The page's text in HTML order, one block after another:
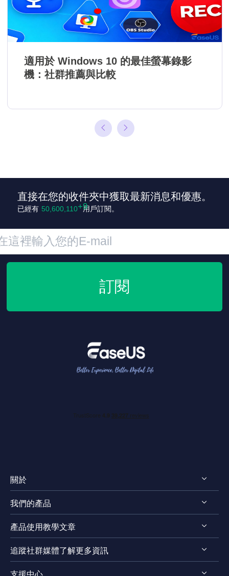
適用於 Windows 10 的最佳螢幕錄影
機：社群推薦與比較
直接在您的收件夾中獲取最新消息和優惠。
已經有 50,600,119 用戶訂閱。
訂閱
關於
認識EaseUS
評測 & 獎項
法律聲明
我們的產品
RecExperts for Windows
RecExperts for Mac
Online Screen Recorder
產品使用教學文章
螢幕錄影軟體
追蹤社群媒體了解更多資訊
支援中心